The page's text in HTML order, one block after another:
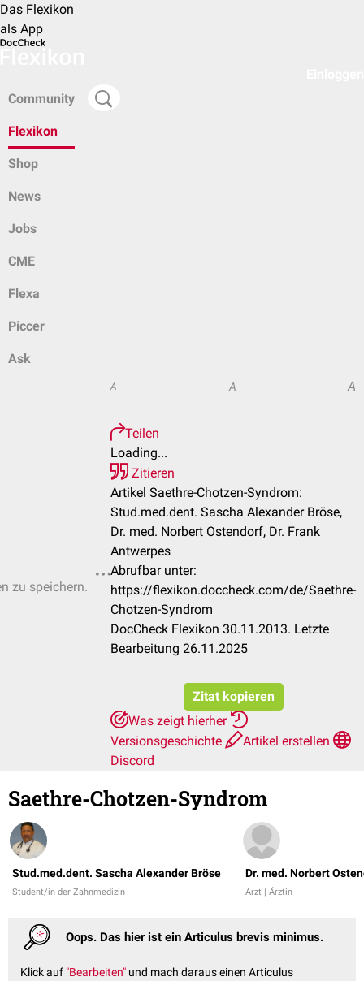
Das Flexikon
als App
Community
Flexikon
Shop
News
Jobs
CME
Flexa
Piccer
Ask
zu speichern.
A A A
Teilen
Loading...
Zitieren
Artikel Saethre-Chotzen-Syndrom:
Stud.med.dent. Sascha Alexander Bröse,
Dr. med. Norbert Ostendorf, Dr. Frank
Antwerpes
Abrufbar unter:
https://flexikon.doccheck.com/de/Saethre-
Chotzen-Syndrom
DocCheck Flexikon 30.11.2013. Letzte
Bearbeitung 26.11.2025
Zitat kopieren
Was zeigt hierher
Versionsgeschichte
Artikel erstellen
Discord
Saethre-Chotzen-Syndrom
Stud.med.dent. Sascha Alexander Bröse
Student/in der Zahnmedizin
Dr. med. Norbert
Arzt | Ärztin
Oops. Das hier ist ein Articulus brevis minimus.
Klick auf "Bearbeiten" und mach daraus einen Articulus